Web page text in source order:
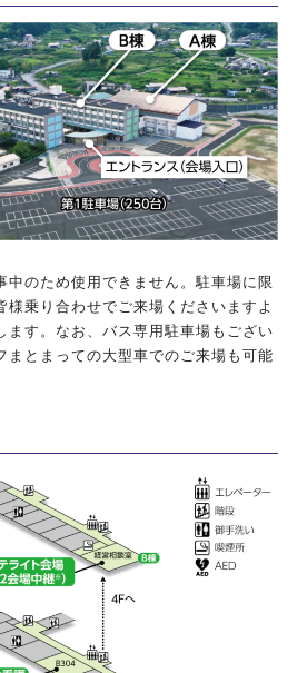
中のため使用できません。駐車場に限
様乗り合わせでご来場くださいますよ
ます。なお、バス専用駐車場もござい
まとまっての大型車でのご来場も可能